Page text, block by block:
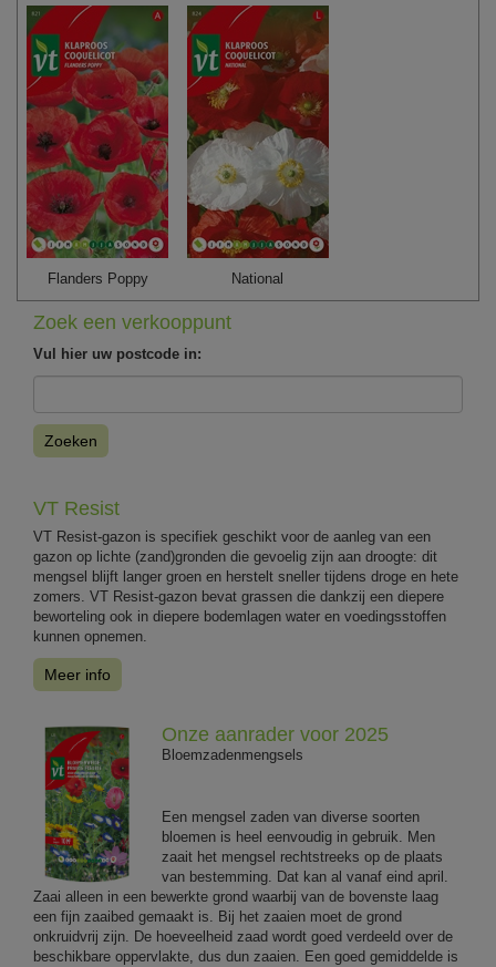
Flanders Poppy National
Zoek een verkooppunt
Vul hier uw postcode in:
Zoeken
VT Resist
VT Resist-gazon is specifiek geschikt voor de aanleg van een
gazon op lichte (zand)gronden die gevoelig zijn aan droogte: dit
mengsel blijft langer groen en herstelt sneller tijdens droge en hete
zomers. VT Resist-gazon bevat grassen die dankzij een diepere
beworteling ook in diepere bodemlagen water en voedingsstoffen
kunnen opnemen.
Meer info
Onze aanrader voor 2025
Bloemzadenmengsels
Een mengsel zaden van diverse soorten
bloemen is heel eenvoudig in gebruik. Men
zaait het mengsel rechtstreeks op de plaats
van bestemming. Dat kan al vanaf eind april.
Zaai alleen in een bewerkte grond waarbij van de bovenste laag
een fijn zaaibed gemaakt is. Bij het zaaien moet de grond
onkruidvrij zijn. De hoeveelheid zaad wordt goed verdeeld over de
beschikbare oppervlakte, dus dun zaaien. Een goed gemiddelde is